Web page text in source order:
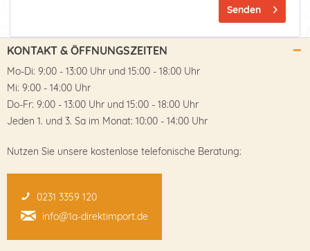
Senden
KONTAKT & ÖFFNUNGSZEITEN
Mo-Di: 9:00 - 13:00 Uhr und 15:00 - 18:00 Uhr
Mi: 9:00 - 14:00 Uhr
Do-Fr: 9:00 - 13:00 Uhr und 15:00 - 18:00 Uhr
Jeden 1. und 3. Sa im Monat: 10:00 - 14:00 Uhr
Nutzen Sie unsere kostenlose telefonische Beratung:
0231 3359 120
info@1a-direktimport.de